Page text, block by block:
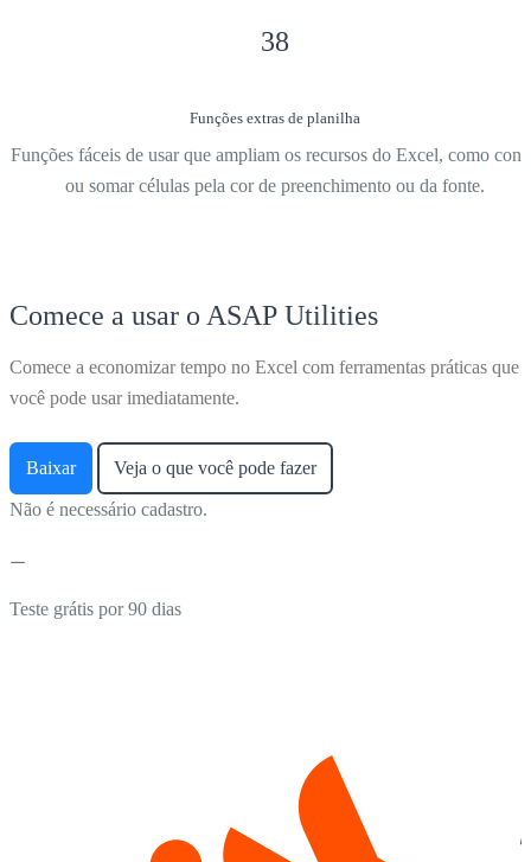
38
Funções extras de planilha
Funções fáceis de usar que ampliam os recursos do Excel, como
ou somar células pela cor de preenchimento ou da fonte.
Comece a usar o ASAP Utilities
Comece a economizar tempo no Excel com ferramentas práticas que
você pode usar imediatamente.
Baixar Veja o que você pode fazer
Não é necessário cadastro.
Teste grátis por 90 dias